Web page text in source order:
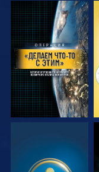
СМОТРЕТЬ
СМОТРЕТЬ